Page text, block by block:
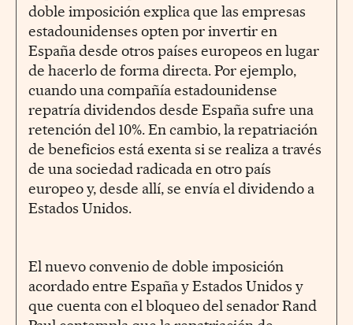
doble imposición explica que las empresas
estadounidenses opten por invertir en
España desde otros países europeos en lugar
de hacerlo de forma directa. Por ejemplo,
cuando una compañía estadounidense
repatría dividendos desde España sufre una
retención del 10%. En cambio, la repatriación
de beneficios está exenta si se realiza a través
de una sociedad radicada en otro país
europeo y, desde allí, se envía el dividendo a
Estados Unidos.
El nuevo convenio de doble imposición
acordado entre España y Estados Unidos y
que cuenta con el bloqueo del senador Rand